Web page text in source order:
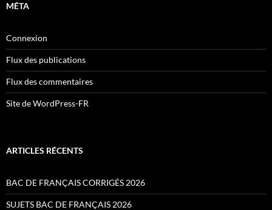
MÉTA
Connexion
Flux des publications
Flux des commentaires
Site de WordPress-FR
ARTICLES RÉCENTS
BAC DE FRANÇAIS CORRIGÉS 2026
SUJETS BAC DE FRANÇAIS 2026